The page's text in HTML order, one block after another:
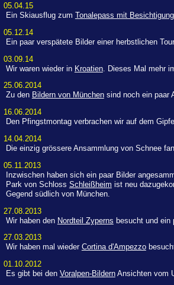
05.04.15
Ein Skiausflug zum Tonalepass mit
05.12.14
Ein paar verspätete Bilder einer herbstlichen
03.09.14
Wir waren wieder in Kroatien. Dieses Mal mehr
25.06.2014
Zu den Bildern von Münchensind noch ein paar
16.06.2014
Den Pfingstmontag verbrachen wir auf dem
14.04.2014
Die einzig grössere Ansammlung von Schnee
05.11.2013
Inzwischen haben sich ein paar Bilder
Park von Schloss Schleißheim ist neu
Gegend südlich von München.
27.08.2013
Wir haben den Nordteil Zyperns besucht und ein
27.03.2013
Wir haben mal wieder Cortina d'Ampezzo
01.10.2012
Es gibt bei den Voralpen-BildernAnsichten vom